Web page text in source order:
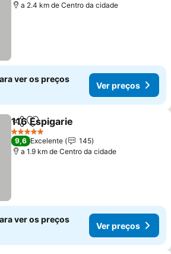
a 2.4 km de Centro da cidade
ver os preços
Ver preços
PartilharAdicionar aos favoritos
116 Espigarie
5 Estrelas
9,6 Excelente
145
a 1.9 km de Centro da cidade
ver os preços
Ver preços